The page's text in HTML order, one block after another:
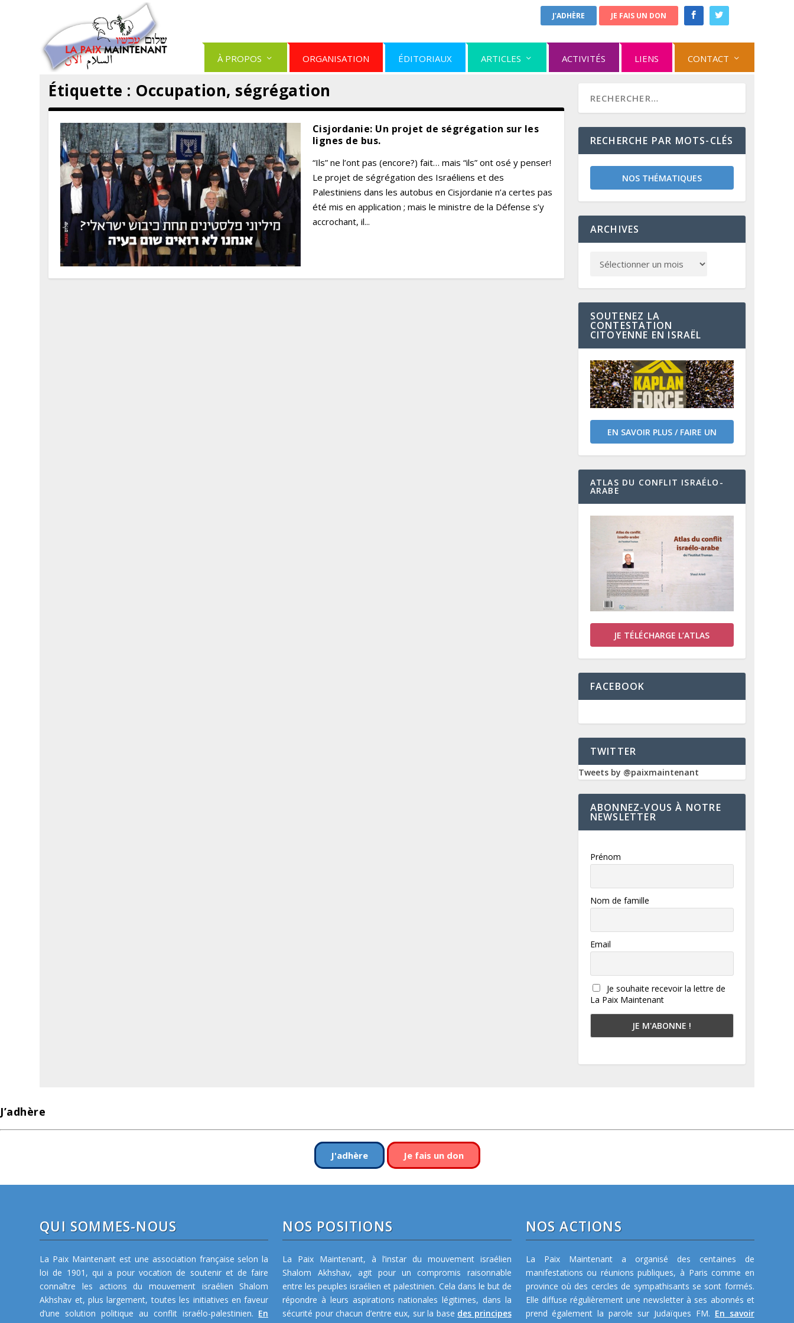
J'ADHÈRE JE FAIS UN DON
À PROPOS ORGANISATION ÉDITORIAUX ARTICLES ACTIVITÉS LIENS CONTACT
Étiquette : Occupation, ségrégation
Cisjordanie: Un projet de ségrégation sur les
lignes de bus.
“Ils” ne l’ont pas (encore?) fait… mais “ils” ont osé y penser!
Le projet de ségrégation des Israéliens et des
Palestiniens dans les autobus en Cisjordanie n’a certes pas
été mis en application ; mais le ministre de la Défense s’y
accrochant, il...
RECHERCHE PAR MOTS-CLÉS
NOS THÉMATIQUES
ARCHIVES
SOUTENEZ LA
CONTESTATION
CITOYENNE EN ISRAËL
EN SAVOIR PLUS / FAIRE UN
DON
ATLAS DU CONFLIT ISRAÉLO-
ARABE
JE TÉLÉCHARGE L’ATLAS
FACEBOOK
TWITTER
Tweets by @paixmaintenant
ABONNEZ-VOUS À NOTRE
NEWSLETTER
Prénom
Nom de famille
Email
Je souhaite recevoir la lettre de
La Paix Maintenant
J’adhère
J'adhère Je fais un don
QUI SOMMES-NOUS
La Paix Maintenant est une association française selon la
loi de 1901, qui a pour vocation de soutenir et de faire
connaître les actions du mouvement israélien Shalom
Akhshav et, plus largement, toutes les initiatives en faveur
d’une solution politique au conflit israélo-palestinien. En
NOS POSITIONS
La Paix Maintenant, à l’instar du mouvement israélien
Shalom Akhshav, agit pour un compromis raisonnable
entre les peuples israélien et palestinien. Cela dans le but de
répondre à leurs aspirations nationales légitimes, dans la
sécurité pour chacun d’entre eux, sur la base des principes
NOS ACTIONS
La Paix Maintenant a organisé des centaines de
manifestations ou réunions publiques, à Paris comme en
province où des cercles de sympathisants se sont formés.
Elle diffuse régulièrement une newsletter à ses abonnés et
prend également la parole sur Judaïques FM. En savoir